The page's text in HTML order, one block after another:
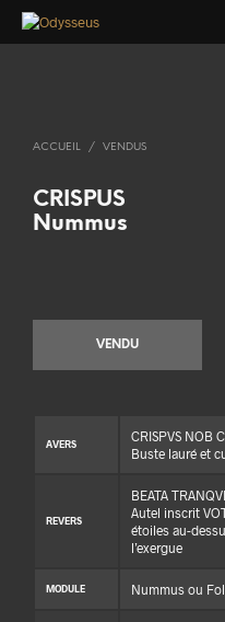
ACCUEIL / VENDUS
CRISPUS
Nummus
VENDU
AVERS
CRISPVS NOB
Buste lauré et
REVERS
BEATA
Autel inscrit
étoiles au-
l’exergue
MODULE Nummus ou